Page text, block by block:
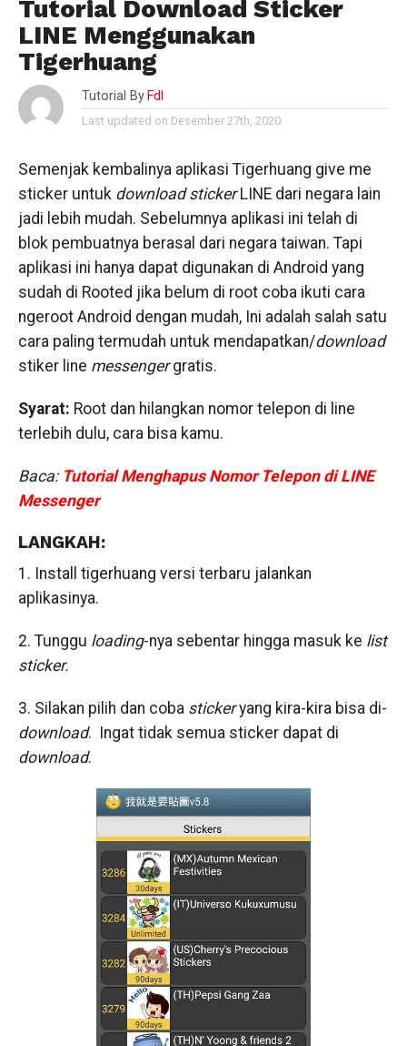
Tutorial Download Sticker
LINE Menggunakan
Tigerhuang
Tutorial By Fdl
Last updated on Desember 27th, 2020
Semenjak kembalinya aplikasi Tigerhuang give me
sticker untuk download stickerLINE dari negara lain
jadi lebih mudah. Sebelumnya aplikasi ini telah di
blok pembuatnya berasal dari negara taiwan. Tapi
aplikasi ini hanya dapat digunakan di Android yang
sudah di Rooted jika belum di root coba ikuti cara
ngeroot Android dengan mudah, Ini adalah salah satu
cara paling termudah untuk mendapatkan/download
stiker line messengergratis.
Syarat: Root dan hilangkan nomor telepon di line
terlebih dulu, cara bisa kamu.
Baca: Tutorial Menghapus Nomor Telepon di LINE
Messenger
LANGKAH:
1. Install tigerhuang versi terbaru jalankan
aplikasinya.
2. Tunggu loading-nya sebentar hingga masuk ke list
sticker.
3. Silakan pilih dan coba stickeryang kira-kira bisa di-
download. Ingat tidak semua sticker dapat di
download.